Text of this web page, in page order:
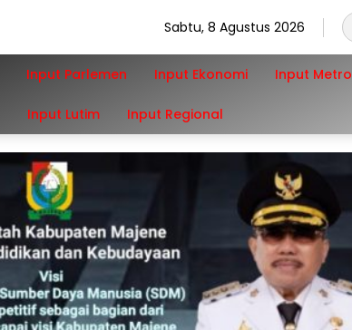
Sabtu, 8 Agustus 2026
Input Parlemen Input Ekonomi Input Metro
Input Lutim Input Regional